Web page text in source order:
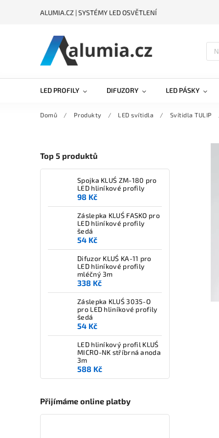
ALUMIA.CZ | SYSTÉMY LED OSVĚTLENÍ
LED PROFILY DIFUZORY LED PÁSKY
Domů / Produkty / LED svítidla / Svítidla TULIP
Top 5 produktů
Spojka KLUŚ ZM-180 pro
LED hliníkové profily
98 Kč
Záslepka KLUŚ FASKO pro
LED hliníkové profily
šedá
54 Kč
Difuzor KLUŚ KA-11 pro
LED hliníkové profily
mléčný 3m
338 Kč
Záslepka KLUŚ 3035-O
pro LED hliníkové profily
šedá
54 Kč
LED hliníkový profil KLUŚ
MICRO-NK stříbrná anoda
3m
588 Kč
Přijímáme online platby